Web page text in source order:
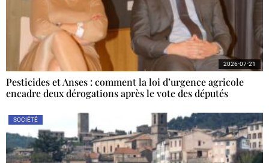
Pesticides et Anses : comment la loi d’urgence agricole
encadre deux dérogations après le vote des députés
2026-07-21
SOCIÉTÉ